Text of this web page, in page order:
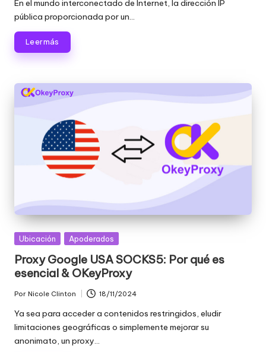
En el mundo interconectado de Internet, la dirección IP
pública proporcionada por un...
Leer más
Publicada
Ubicación Apoderados
Proxy Google USA SOCKS5: Por qué es
esencial & OKeyProxy
Publicado
por
Por Nicole Clinton 18/11/2024
Ya sea para acceder a contenidos restringidos, eludir
limitaciones geográficas o simplemente mejorar su
anonimato, un proxy...